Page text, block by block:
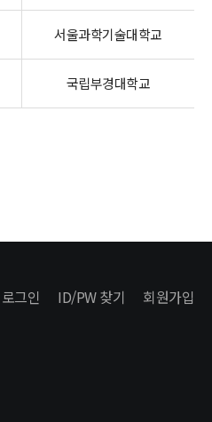
서울과학기술대학교
국립부경대학교
로그인 ID/PW 찾기 회원가입